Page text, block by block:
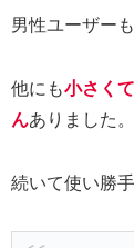
男性ユーザー
他にも小さく
んありました。
続いて使い勝